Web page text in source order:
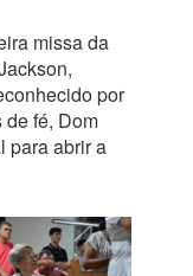
missa da
por
fé, Dom
para abrir a